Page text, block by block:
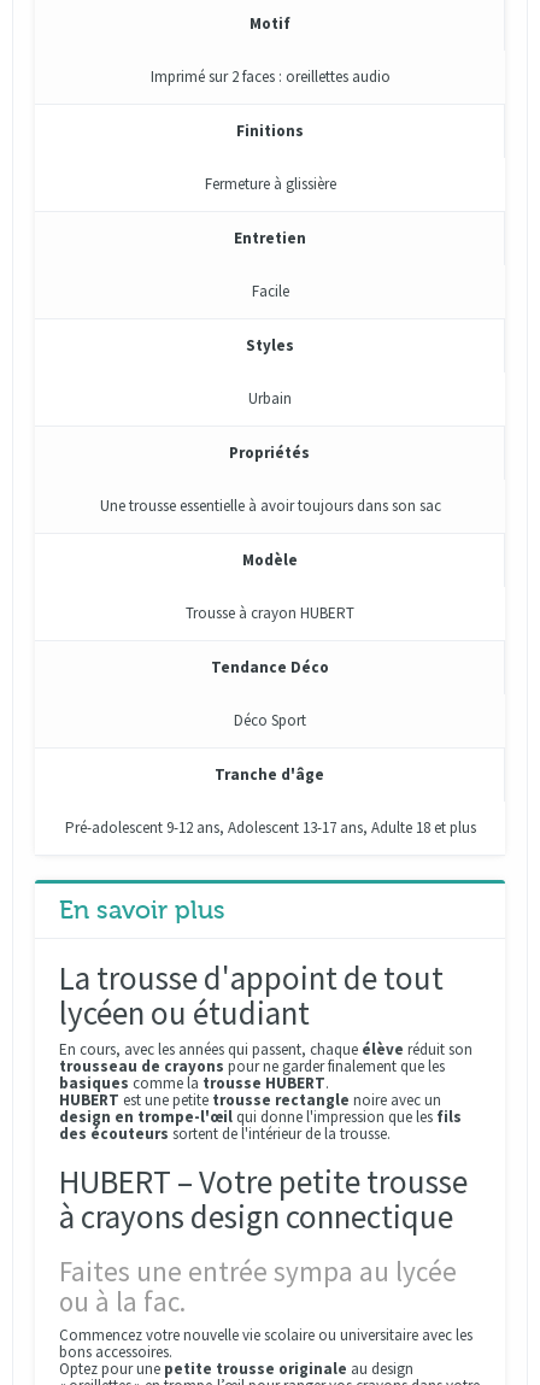
Motif
Imprimé sur 2 faces : oreillettes audio
Finitions
Fermeture à glissière
Entretien
Facile
Styles
Urbain
Propriétés
Une trousse essentielle à avoir toujours dans son sac
Modèle
Trousse à crayon HUBERT
Tendance Déco
Déco Sport
Tranche d'âge
Pré-adolescent 9-12 ans, Adolescent 13-17 ans, Adulte 18 et plus
En savoir plus
La trousse d'appoint de tout
lycéen ou étudiant
En cours, avec les années qui passent, chaque élève réduit son
trousseau de crayons pour ne garder finalement que les
basiques comme la trousse HUBERT.
HUBERT est une petite trousse rectangle noire avec un
design en trompe-l'œil qui donne l'impression que les fils
des écouteurs sortent de l'intérieur de la trousse.
HUBERT – Votre petite trousse
à crayons design connectique
Faites une entrée sympa au lycée
ou à la fac.
Commencez votre nouvelle vie scolaire ou universitaire avec les
bons accessoires.
Optez pour une petite trousse originale au design